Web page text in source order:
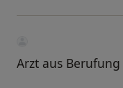
Arzt aus Berufung